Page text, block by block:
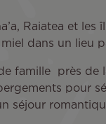
Raiatea et
dans un lieu
famille près
pour
séjour